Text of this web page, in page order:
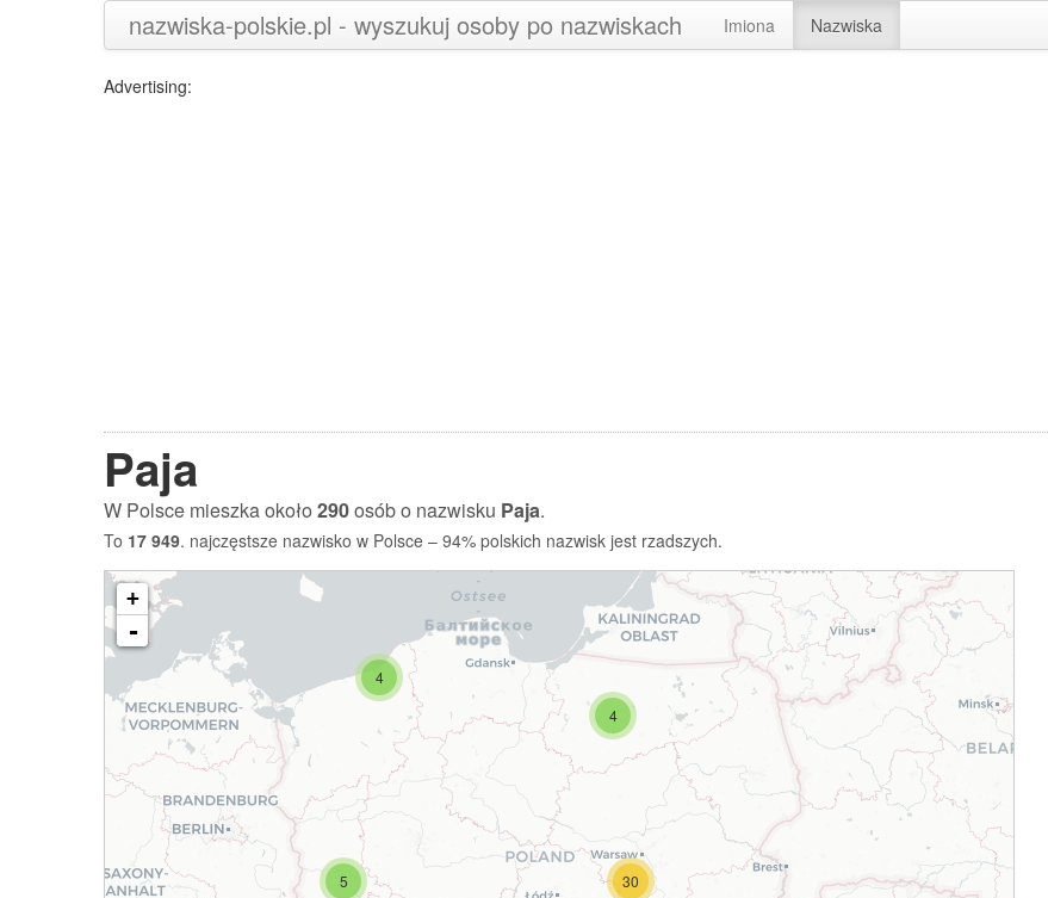
nazwiska-polskie.pl - wyszukuj osoby po nazwiskach Imiona Nazwiska
Advertising:
Paja
W Polsce mieszka około290osób o nazwisku Paja.
To 17 949. najczęstsze nazwisko w Polsce – 94% polskich nazwisk jest rzadszych.
4
4
5 30
+
-